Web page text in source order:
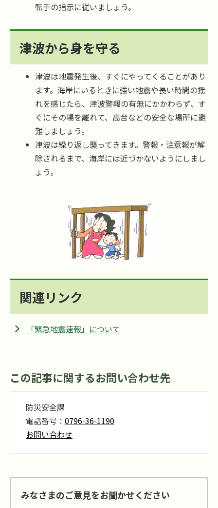
転手の指示に従いましょう。
津波から身を守る
津波は地震発生後、すぐにやってくることがあり
ます。海岸にいるときに強い地震や長い時間の揺
れを感じたら、津波警報の有無にかかわらず、す
ぐにその場を離れて、高台などの安全な場所に避
難しましょう。
津波は繰り返し襲ってきます。警報・注意報が解
除されるまで、海岸には近づかないようにしまし
ょう。
関連リンク
「緊急地震速報」について
この記事に関するお問い合わせ先
防災安全課
電話番号： 0796-36-1190
お問い合わせ
みなさまのご意見をお聞かせください